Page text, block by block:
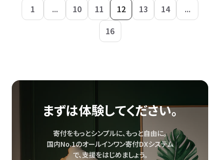
1 ... 10 11 12 13 14
...
16
まずは体験してください。
寄付をもっとシンプルに、もっと自由に。
国内No.1のオールインワン寄付DXシステム
で、支援をはじめましょう。